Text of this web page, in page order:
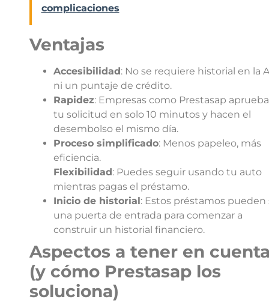
complicaciones
Ventajas
Accesibilidad: No se requiere historial en la
ni un puntaje de crédito.
Rapidez: Empresas como Prestasap
tu solicitud en solo 10 minutos y hacen el
desembolso el mismo día.
Proceso simplificado: Menos papeleo, más
eficiencia.
Flexibilidad: Puedes seguir usando tu auto
mientras pagas el préstamo.
Inicio de historial: Estos préstamos pueden
una puerta de entrada para comenzar a
construir un historial financiero.
Aspectos a tener en
(y cómo Prestasap los
soluciona)